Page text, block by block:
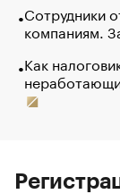
Сотрудники
компаниям.
Как